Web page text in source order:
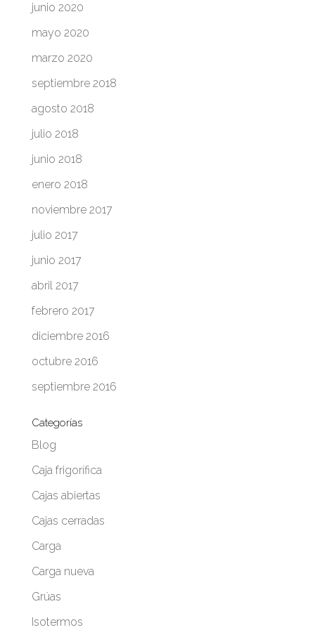
junio 2020
mayo 2020
marzo 2020
septiembre 2018
agosto 2018
julio 2018
junio 2018
enero 2018
noviembre 2017
julio 2017
junio 2017
abril 2017
febrero 2017
diciembre 2016
octubre 2016
septiembre 2016
Categorías
Blog
Caja frigorífica
Cajas abiertas
Cajas cerradas
Carga
Carga nueva
Grúas
Isotermos